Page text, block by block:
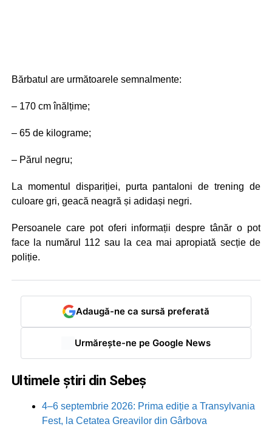
Bărbatul are următoarele semnalmente:
– 170 cm înălțime;
– 65 de kilograme;
– Părul negru;
La momentul dispariției, purta pantaloni de trening de
culoare gri, geacă neagră și adidași negri.
Persoanele care pot oferi informații despre tânăr o pot
face la numărul 112 sau la cea mai apropiată secție de
poliție.
Adaugă-ne ca sursă preferată
Urmărește-ne pe Google News
Ultimele știri din Sebeș
4–6 septembrie 2026: Prima ediție a Transylvania
Fest, la Cetatea Greavilor din Gârbova